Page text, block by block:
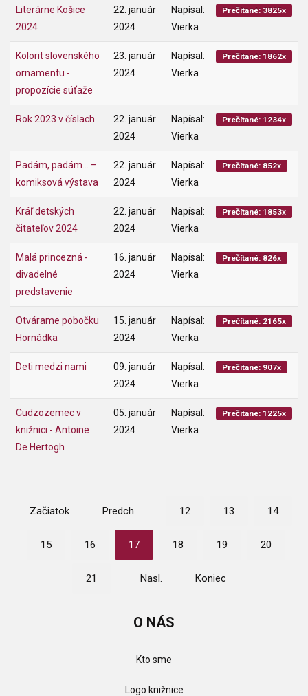
Literárne Košice
2024
22. január
2024
Napísal:
Vierka
Prečítané: 3825x
Kolorit slovenského
ornamentu -
propozície súťaže
23. január
2024
Napísal:
Vierka
Prečítané: 1862x
Rok 2023 v číslach
22. január
2024
Napísal:
Vierka
Prečítané: 1234x
Padám, padám... –
komiksová výstava
22. január
2024
Napísal:
Vierka
Prečítané: 852x
Kráľ detských
čitateľov 2024
22. január
2024
Napísal:
Vierka
Prečítané: 1853x
Malá princezná -
divadelné
predstavenie
16. január
2024
Napísal:
Vierka
Prečítané: 826x
Otvárame pobočku
Hornádka
15. január
2024
Napísal:
Vierka
Prečítané: 2165x
Deti medzi nami
09. január
2024
Napísal:
Vierka
Prečítané: 907x
Cudzozemec v
knižnici - Antoine
De Hertogh
05. január
2024
Napísal:
Vierka
Prečítané: 1225x
Začiatok Predch. 12 13 14
15 16 17 18 19 20
21 Nasl. Koniec
O NÁS
Kto sme
Logo knižnice